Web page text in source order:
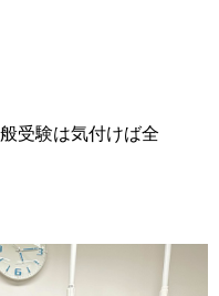
受験は気付けば全